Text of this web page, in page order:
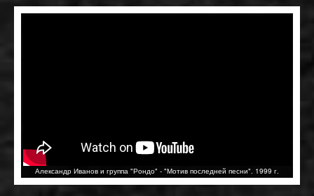
Александр Иванов и группа "Рондо" - "Мотив последней песни". 1999 г.